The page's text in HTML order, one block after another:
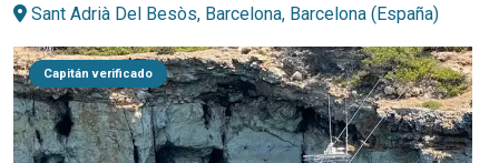
Sant Adrià Del Besòs, Barcelona, Barcelona (España)
Capitán verificado